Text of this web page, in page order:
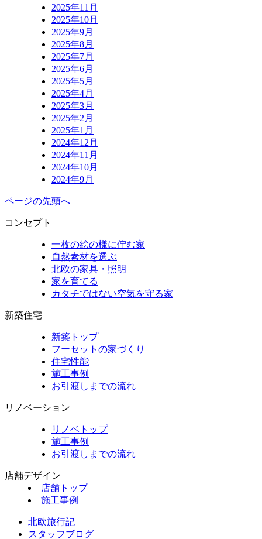
2025年11月
2025年10月
2025年9月
2025年8月
2025年7月
2025年6月
2025年5月
2025年4月
2025年3月
2025年2月
2025年1月
2024年12月
2024年11月
2024年10月
2024年9月
ページの先頭へ
コンセプト
一枚の絵の様に佇む家
自然素材を選ぶ
北欧の家具・照明
家を育てる
カタチではない空気を守る家
新築住宅
新築トップ
フーセットの家づくり
住宅性能
施工事例
お引渡しまでの流れ
リノベーション
リノベトップ
施工事例
お引渡しまでの流れ
店舗デザイン
店舗トップ
施工事例
北欧旅行記
スタッフブログ